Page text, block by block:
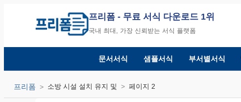
프리폼 - 무료 서식 다운로드 1위
국내 최대, 가장 신뢰받는 서식 플랫폼
문서서식 샘플서식 부서별서식
프리폼 소방 시설 설치 유지 및 페이지 2